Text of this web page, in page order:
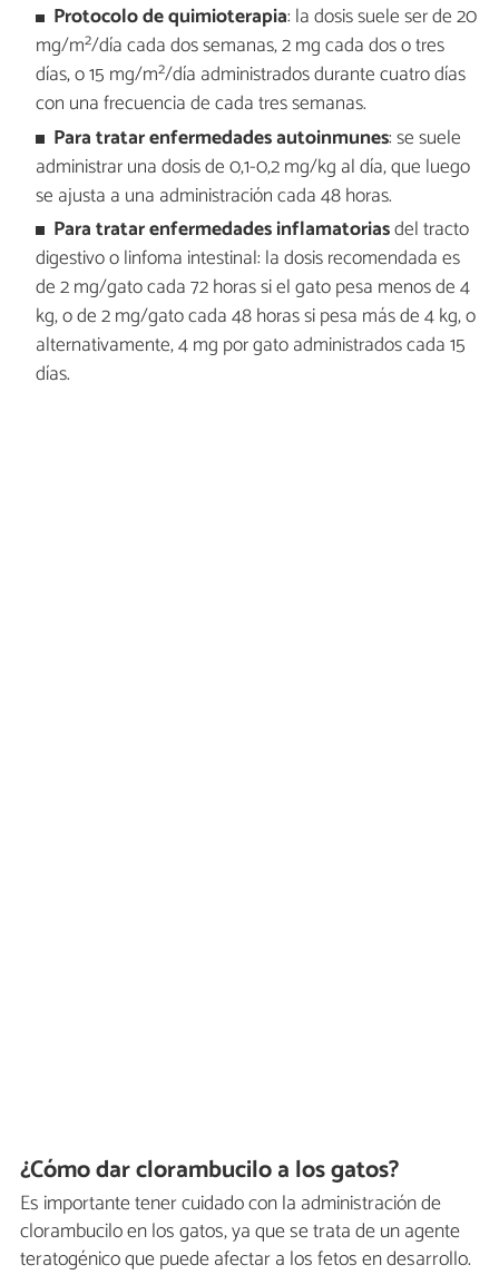
Protocolo de quimioterapia: la dosis suele ser de 20
mg/m²/día cada dos semanas, 2 mg cada dos o tres
días, o 15 mg/m²/día administrados durante cuatro días
con una frecuencia de cada tres semanas.
Para tratar enfermedades autoinmunes: se suele
administrar una dosis de 0,1-0,2 mg/kg al día, que luego
se ajusta a una administración cada 48 horas.
Para tratar enfermedades inflamatoriasdel tracto
digestivo o linfoma intestinal: la dosis recomendada es
de 2 mg/gato cada 72 horas si el gato pesa menos de 4
kg, o de 2 mg/gato cada 48 horas si pesa más de 4 kg, o
alternativamente, 4 mg por gato administrados cada 15
días.
¿Cómo dar clorambucilo a los gatos?
Es importante tener cuidado con la administración de
clorambucilo en los gatos, ya que se trata de un agente
teratogénico que puede afectar a los fetos en desarrollo.